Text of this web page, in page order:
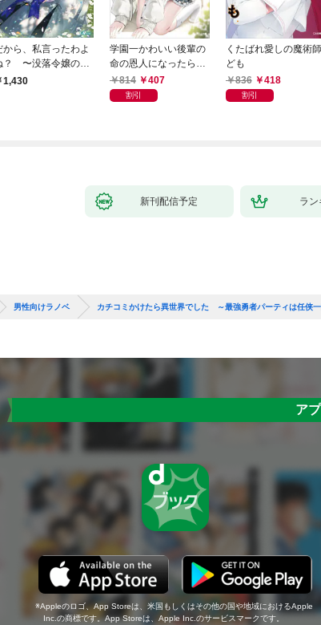
から、私言ったわよ
？ 〜没落令嬢の案
楽しい領地改革〜
1,430
学園一かわいい後輩の
命の恩人になったら、
通い妻になって関係を
迫ってくる。
814 407
割引
くたばれ愛しの魔術師
ども
836
418
割引
新刊配信予定 ラン
男性向けラノベ カチコミかけたら異世界でした ～最強勇者パーティは任侠
ア
Appleのロゴ、App Storeは、米国もしくはその他の国や地域におけるApple
Inc.の商標です。App Storeは、Apple Inc.のサービスマークです。